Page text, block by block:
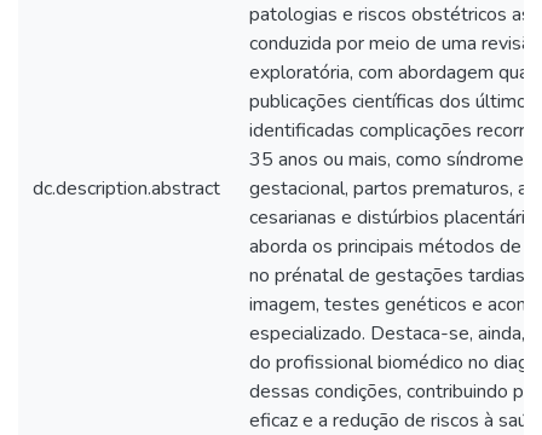
dc.description.abstract
patologias e riscos obstétricos
conduzida por meio de uma
exploratória, com abordagem
publicações científicas dos últimos
identificadas complicações
35 anos ou mais, como
gestacional, partos prematuros,
cesarianas e distúrbios
aborda os principais métodos de
no prénatal de gestações tardias,
imagem, testes genéticos e
especializado. Destaca-se, ainda,
do profissional biomédico no
dessas condições, contribuindo
eficaz e a redução de riscos à